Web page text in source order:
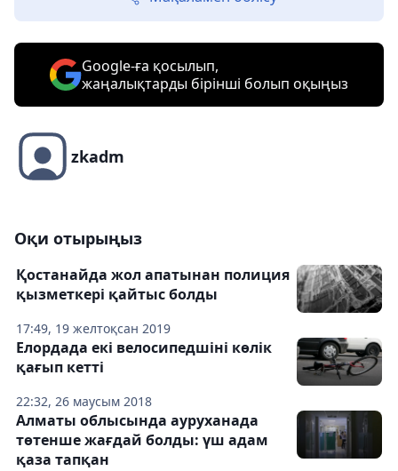
Google-ға қосылып,
жаңалықтарды бірінші болып оқыңыз
zkadm
Оқи отырыңыз
17:49, 19 желтоқсан 2019
Қостанайда жол апатынан полиция
қызметкері қайтыс болды
22:32, 26 маусым 2018
Елордада екі велосипедшіні көлік
қағып кетті
Алматы облысында ауруханада
төтенше жағдай болды: үш адам
қаза тапқан